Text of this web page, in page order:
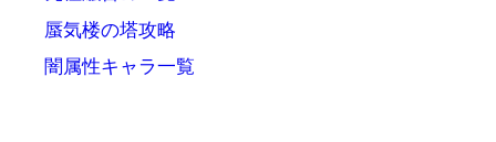
蜃気楼の塔攻略
闇属性キャラ一覧